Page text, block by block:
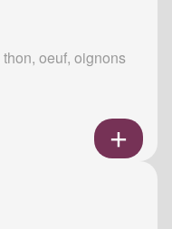
oeuf, oignons